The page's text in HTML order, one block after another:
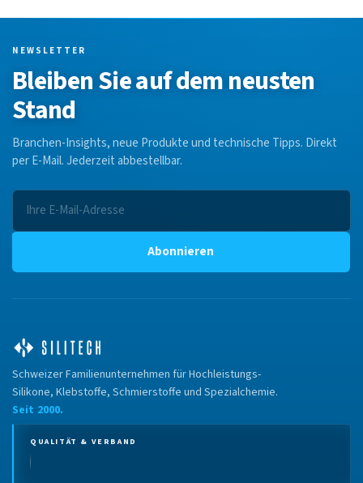
NEWSLETTER
Bleiben Sie auf dem neusten
Stand
Branchen-Insights, neue Produkte und technische Tipps. Direkt
per E-Mail. Jederzeit abbestellbar.
Abonnieren
Schweizer Familienunternehmen für Hochleistungs-
Silikone, Klebstoffe, Schmierstoffe und Spezialchemie.
Seit 2000.
QUALITÄT & VERBAND